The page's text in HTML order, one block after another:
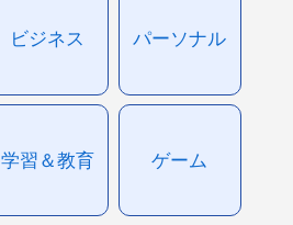
ビジネス パーソナル
学習＆教育 ゲーム